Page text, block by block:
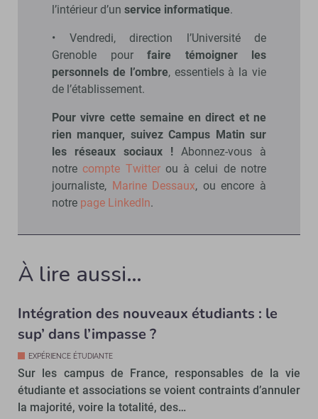
l’intérieur d’un service informatique.
• Vendredi, direction l’Université de
Grenoble pour faire témoigner les
personnels de l’ombre, essentiels à la vie
de l’établissement.
Pour vivre cette semaine en direct et ne
rien manquer, suivez Campus Matin sur
les réseaux sociaux ! Abonnez-vous à
notre compte Twitterou à celui de notre
journaliste, Marine Dessaux, ou encore à
notre page LinkedIn.
À lire aussi…
Intégration des nouveaux étudiants : le
sup’ dans l’impasse ?
EXPÉRIENCE ÉTUDIANTE
Sur les campus de France, responsables de la vie
étudiante et associations se voient contraints d’annuler
la majorité, voire la totalité, des…